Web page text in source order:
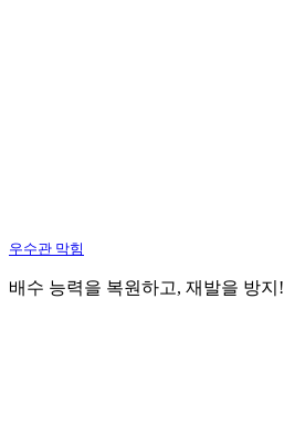
우수관 막힘
배수 능력을 복원하고, 재발을 방지!